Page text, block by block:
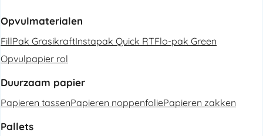
Opvulmaterialen
FillPak GrasikraftInstapak Quick RTFlo-pak Green
Opvulpapier rol
Duurzaam papier
Papieren tassenPapieren noppenfoliePapieren zakken
Pallets